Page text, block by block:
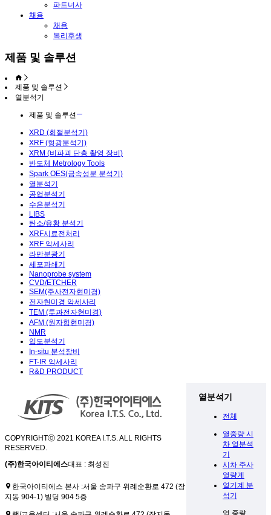
파트너사
채용
채용
복리후생
제품 및 솔루션
제품 및 솔루션
열분석기
제품 및 솔루션
XRD (회절분석기)
XRF (형광분석기)
XRM (비파괴 단층 촬영 장비)
반도체 Metrology Tools
Spark OES(금속성분 분석기)
열분석기
공업분석기
수은분석기
LIBS
탄소/유황 분석기
XRF시료전처리
XRF 악세사리
라만분광기
세포파쇄기
Nanoprobe system
CVD/ETCHER
SEM(주사전자현미경)
전자현미경 악세사리
TEM (투과전자현미경)
AFM (원자힘현미경)
NMR
입도분석기
In-situ 분석장비
FT-IR 악세사리
R&D PRODUCT
열분석기
전체
열중량 시
차 열분석
기
시차 주사
열량계
열기계 분
석기
열 중량
COPYRIGHTⓒ 2021 KOREA I.T.S. ALL RIGHTS
RESERVED.
(주)한국아이티에스대표 : 최성진
한국아이티에스 본사 :서울 송파구 위례순환로 472 (장
지동 904-1) 빌딩 904 5층